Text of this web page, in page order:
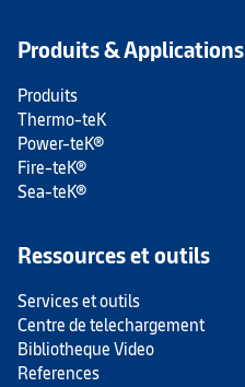
Produits & Applications
Produits
Thermo-teK
Power-teK®
Fire-teK®
Sea-teK®
Ressources et outils
Services et outils
Centre de telechargement
Bibliotheque Video
References